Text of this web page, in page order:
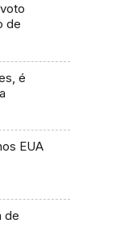
de
é
EUA
de